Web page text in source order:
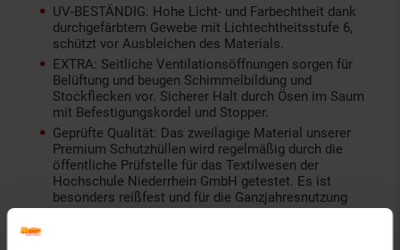
UV-BESTÄNDIG: Hohe Licht- und Farbechtheit dank
durchgefärbtem Gewebe mit Lichtechtheitsstufe 6,
schützt vor Ausbleichen des Materials.
EXTRA: Seitliche Ventilationsöffnungen sorgen für
Belüftung und beugen Schimmelbildung und
Stockflecken vor. Sicherer Halt durch Ösen im Saum
mit Befestigungskordel und Stopper.
Geprüfte Qualität: Das zweilagige Material unserer
Premium Schutzhüllen wird regelmäßig durch die
öffentliche Prüfstelle für das Textilwesen der
Hochschule Niederrhein GmbH getestet. Es ist
besonders reißfest und für die Ganzjahresnutzung
geeignet.